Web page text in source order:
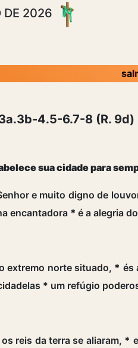
DE 2026
4.5-6.7-8 (R. 9d)
sua cidade para
e muito digno de
encantadora * é a alegria
extremo norte situado, * és
* um refúgio
reis da terra se aliaram, *